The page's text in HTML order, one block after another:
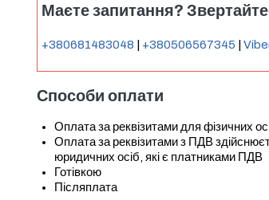
Маєте запитання?
+380681483048 +380506567345
Способи оплати
Оплата за реквізитами для фізичних
Оплата за реквізитами з ПДВ
юридичних осіб, які є платниками ПДВ
Готівкою
Післяплата